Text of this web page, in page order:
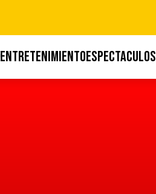
ENTRETENIMIENTOESPECTACULOS